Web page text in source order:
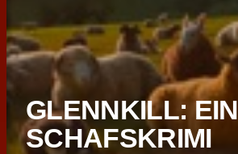
GLENNKILL: EIN
SCHAFSKRIMI